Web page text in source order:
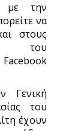
με την
να
στους
του
Γενική
του
έχουν